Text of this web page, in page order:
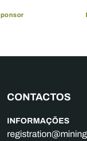
CONTACTOS
INFORMAÇÕES